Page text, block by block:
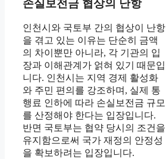
손실보전금 협상의 난항
인천시와 국토부 간의 협상이 난항
을 겪고 있는 이유는 단순히 금액
의 차이뿐만 아니라, 각 기관의 입
장과 이해관계가 얽혀 있기 때문입
니다. 인천시는 지역 경제 활성화
와 주민 편의를 강조하며, 실제 통
행료 인하에 따라 손실보전금 규모
를 산정해야 한다는 입장입니다.
반면 국토부는 협약 당시의 조건을
유지함으로써 국가 재정의 안정성
을 확보하려는 입장입니다.